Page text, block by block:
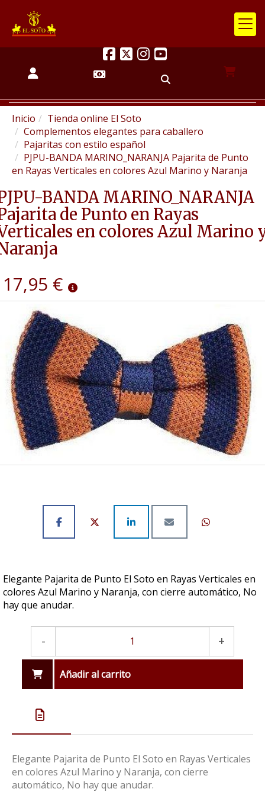
Inicio
Tienda online El Soto
Complementos elegantes para caballero
Pajaritas con estilo español
PJPU-BANDA MARINO_NARANJA Pajarita de Punto
en Rayas Verticales en colores Azul Marino y Naranja
BANDA MARINO_NARANJA
de Punto en Rayas
en colores Azul Marino
17,95 €
Elegante Pajarita de Punto El Soto en Rayas Verticales en
colores Azul Marino y Naranja, con cierre automático, No
hay que anudar.
- +
Añadir al carrito
Elegante Pajarita de Punto El Soto en Rayas Verticales
en colores Azul Marino y Naranja, con cierre
automático, No hay que anudar.